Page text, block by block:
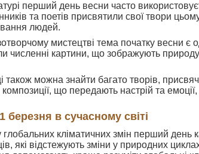
перший день весни часто
та поетів присвятили свої твори
людей.
мистецтві тема початку весни є
численні картини, що зображують
також можна знайти багато творів,
композиції, що передають настрій та
березня в сучасному світі
глобальних кліматичних змін перший день
які відстежують зміни у природних